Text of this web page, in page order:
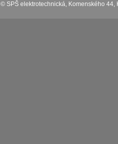
© SPŠ elektrotechnická, Komenského